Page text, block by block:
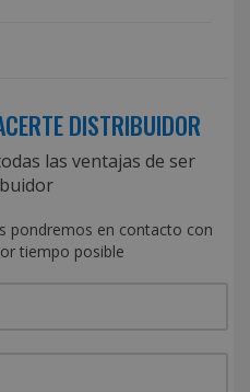
DISTRIBUIDOR
las ventajas de ser
pondremos en contacto con
tiempo posible